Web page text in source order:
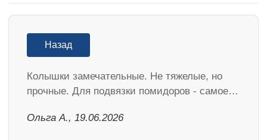
Назад
Колышки замечательные. Не тяжелые, но
прочные. Для подвязки помидоров - самое…
Ольга А., 19.06.2026